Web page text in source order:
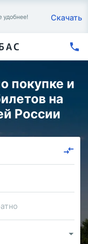
удобнее!
Скачать
покупке и
на
России